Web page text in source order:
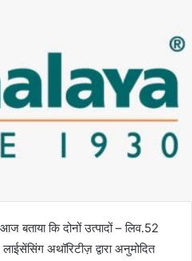
बताया कि दोनों उत्पादों – लिव.52
अथॉरिटीज़ द्वारा अनुमोदित